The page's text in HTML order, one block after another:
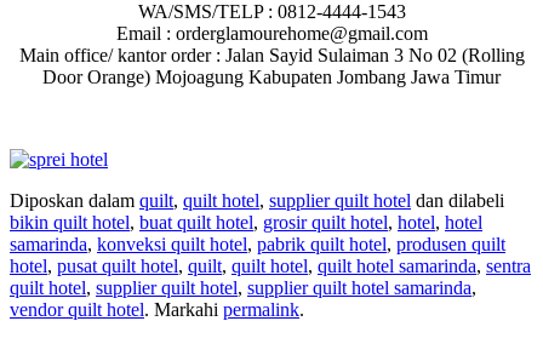
WA/SMS/TELP : 0812-4444-1543
Email : orderglamourehome@gmail.com
Main office/ kantor order : Jalan Sayid Sulaiman 3 No 02 (Rolling
Door Orange) Mojoagung Kabupaten Jombang Jawa Timur
Diposkan dalam quilt, quilt hotel, supplier quilt hotel dan dilabeli
bikin quilt hotel, buat quilt hotel, grosir quilt hotel, hotel, hotel
samarinda, konveksi quilt hotel, pabrik quilt hotel, produsen quilt
hotel, pusat quilt hotel, quilt, quilt hotel, quilt hotel samarinda, sentra
quilt hotel, supplier quilt hotel, supplier quilt hotel samarinda,
vendor quilt hotel. Markahi permalink.